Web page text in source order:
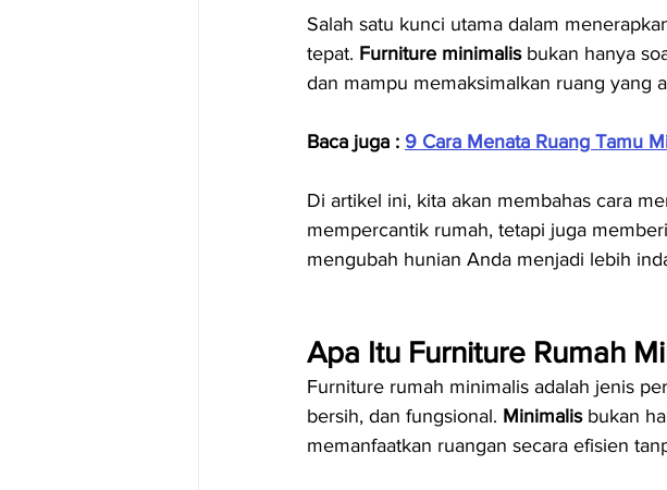
Salah satu kunci utama dalam
tepat. Furniture minimalis bukan hanya
dan mampu memaksimalkan ruang yang
Baca juga : 9 Cara Menata Ruang Tamu
Di artikel ini, kita akan membahas cara
mempercantik rumah, tetapi juga
mengubah hunian Anda menjadi lebih
Apa Itu Furniture Rumah
Furniture rumah minimalis adalah jenis
bersih, dan fungsional. Minimalis bukan
memanfaatkan ruangan secara efisien